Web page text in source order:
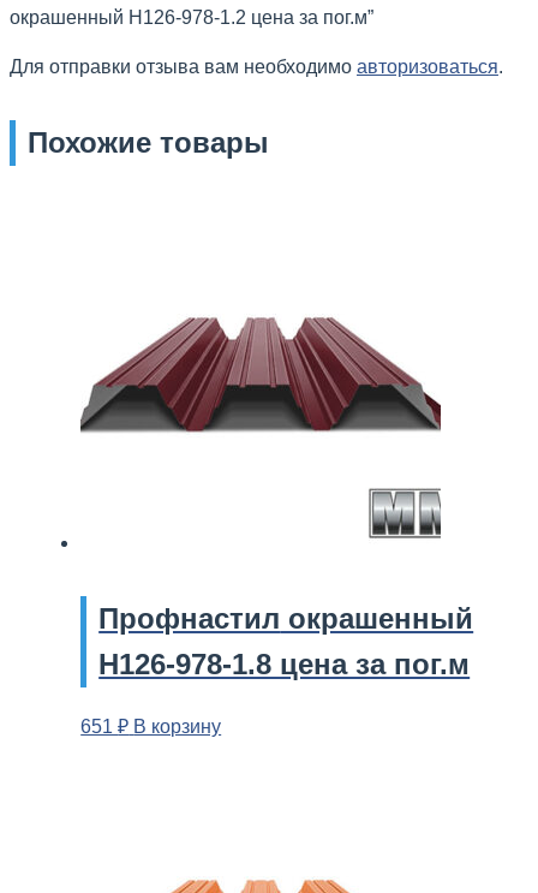
окрашенный Н126-978-1.2 цена за пог.м”
Для отправки отзыва вам необходимо авторизоваться.
Похожие товары
Профнастил окрашенный
Н126-978-1.8 цена за пог.м
651₽ В корзину